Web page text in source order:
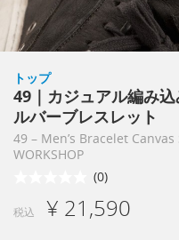
トップ
49｜カジュアル編み
ルバーブレスレット
49 – Men’s Bracelet
WORKSHOP
(0)
税込 ¥ 21,590